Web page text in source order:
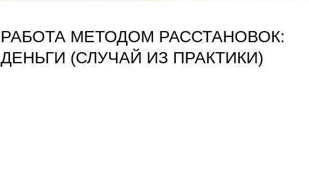
РАБОТА МЕТОДОМ РАССТАНОВОК:
ДЕНЬГИ (СЛУЧАЙ ИЗ ПРАКТИКИ)